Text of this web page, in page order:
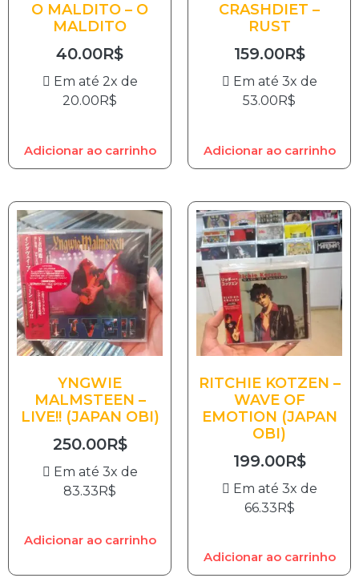
O MALDITO – O
MALDITO
40.00R$
Em até 2x de
20.00R$
Adicionar ao carrinho
CRASHDIET –
RUST
159.00R$
Em até 3x de
53.00R$
Adicionar ao carrinho
YNGWIE
MALMSTEEN –
LIVE!! (JAPAN OBI)
250.00R$
Em até 3x de
83.33R$
Adicionar ao carrinho
RITCHIE KOTZEN –
WAVE OF
EMOTION (JAPAN
OBI)
199.00R$
Em até 3x de
66.33R$
Adicionar ao carrinho